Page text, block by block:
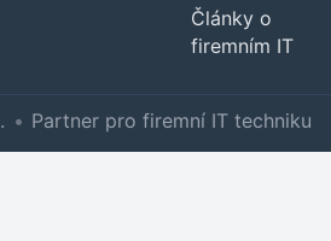
Články o
firemním IT
• Partner pro firemní IT techniku